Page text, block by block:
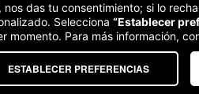
Somos agencia de
, nos das tu consentimiento; si lo
Selecciona “Establecer
momento. Para más información,
ESTABLECER PREFERENCIAS